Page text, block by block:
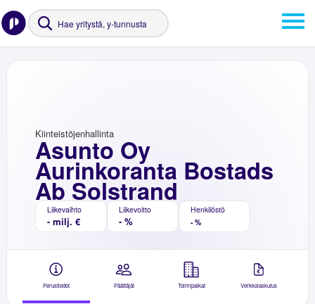
Asunto Oy
Aurinkoranta Bostads
Ab Solstrand
Kiinteistöjenhallinta
Liikevaihto
- milj. €
Liikevoitto
- %
Henkilöstö
- %
Perustiedot Päättäjät Toimipaikat Verkkolaskutus